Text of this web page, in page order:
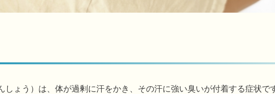
しょう）は、体が過剰に汗をかき、その汗に強い臭いが付着する症状で